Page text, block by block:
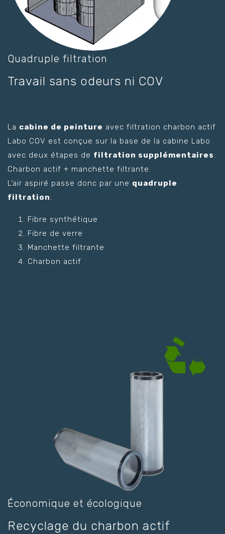
Quadruple filtration
Travail sans odeurs ni COV
La cabine de peinture avec filtration charbon actif
Labo COV est conçue sur la base de la cabine Labo
avec deux étapes de filtration supplémentaires:
Charbon actif + manchette filtrante.
L’air aspiré passe donc par une quadruple
filtration:
Fibre synthétique
Fibre de verre
Manchette filtrante
Charbon actif
Économique et écologique
Recyclage du charbon actif